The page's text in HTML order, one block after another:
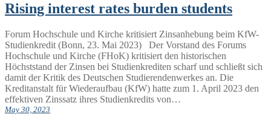
Rising interest rates burden students
Forum Hochschule und Kirche kritisiert Zinsanhebung beim KfW-
Studienkredit (Bonn, 23. Mai 2023) Der Vorstand des Forums
Hochschule und Kirche (FHoK) kritisiert den historischen
Höchststand der Zinsen bei Studienkrediten scharf und schließt sich
damit der Kritik des Deutschen Studierendenwerkes an. Die
Kreditanstalt für Wiederaufbau (KfW) hatte zum 1. April 2023 den
effektiven Zinssatz ihres Studienkredits von…
May 30, 2023